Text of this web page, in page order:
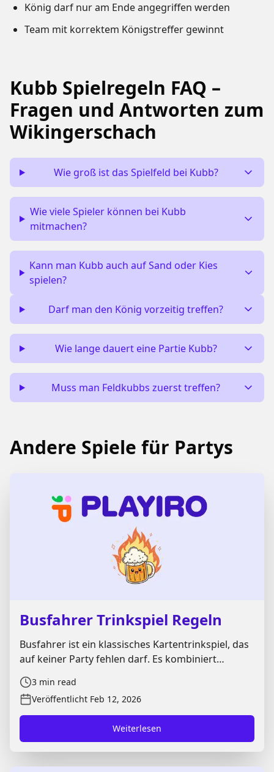
König darf nur am Ende angegriffen werden
Team mit korrektem Königstreffer gewinnt
Kubb Spielregeln FAQ –
Fragen und Antworten zum
Wikingerschach
Wie groß ist das Spielfeld bei Kubb?
Wie viele Spieler können bei Kubb
mitmachen?
Kann man Kubb auch auf Sand oder Kies
spielen?
Darf man den König vorzeitig treffen?
Wie lange dauert eine Partie Kubb?
Muss man Feldkubbs zuerst treffen?
Andere Spiele für Partys
Busfahrer Trinkspiel Regeln
Busfahrer ist ein klassisches Kartentrinkspiel, das
auf keiner Party fehlen darf. Es kombiniert
einfache Regeln mit Spannung, Glück und jeder
Menge Dynamik. Ziel ist es, möglichst wenige
Fehler zu machen – denn am Ende will niemand
der „Busfahrer“ sein. Hier findest du die
vollständigen Busfahrer Regeln, den Ablauf beider
3 min read
Veröffentlicht Feb 12, 2026
Weiterlesen